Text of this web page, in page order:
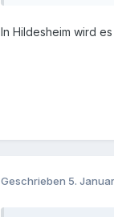
In Hildesheim wird
Geschrieben 5.